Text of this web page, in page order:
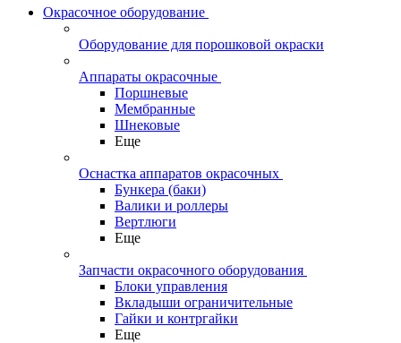
Окрасочное оборудование
Оборудование для порошковой окраски
Аппараты окрасочные
Поршневые
Мембранные
Шнековые
Еще
Оснастка аппаратов окрасочных
Бункера (баки)
Валики и роллеры
Вертлюги
Еще
Запчасти окрасочного оборудования
Блоки управления
Вкладыши ограничительные
Гайки и контргайки
Еще